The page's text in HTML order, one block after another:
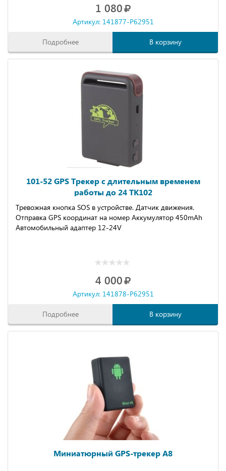
1 080
Артикул: 141877-P62951
Подробнее В корзину
101-52 GPS Трекер с длительным временем
работы до 24 TK102
Тревожная кнопка SOS в устройстве. Датчик движения.
Отправка GPS координат на номер Аккумулятор 450mAh
Автомобильный адаптер 12-24V
4 000
Артикул: 141878-P62951
Подробнее В корзину
Миниатюрный GPS-трекер A8